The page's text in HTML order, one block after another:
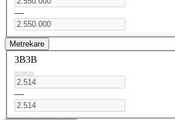
—
Metrekare
3B3B
—